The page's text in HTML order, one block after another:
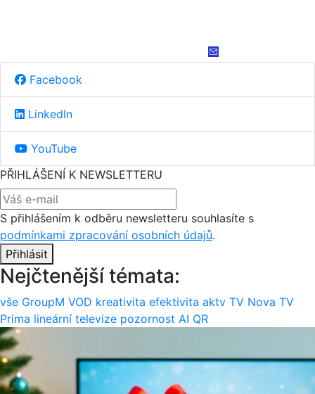
Facebook
LinkedIn
YouTube
PŘIHLÁŠENÍ K NEWSLETTERU
S přihlášením k odběru newsletteru souhlasíte s
podmínkami zpracování osobních údajů.
Přihlásit
Nejčtenější témata:
vše GroupM VOD kreativita efektivita aktv TV Nova TV
Prima lineární televize pozornost AI QR